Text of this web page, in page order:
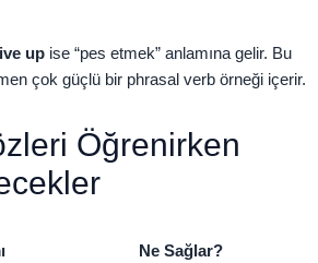
up ise “pes etmek” anlamına gelir. Bu
çok güçlü bir phrasal verb örneği içerir.
Öğrenirken
Ne Sağlar?